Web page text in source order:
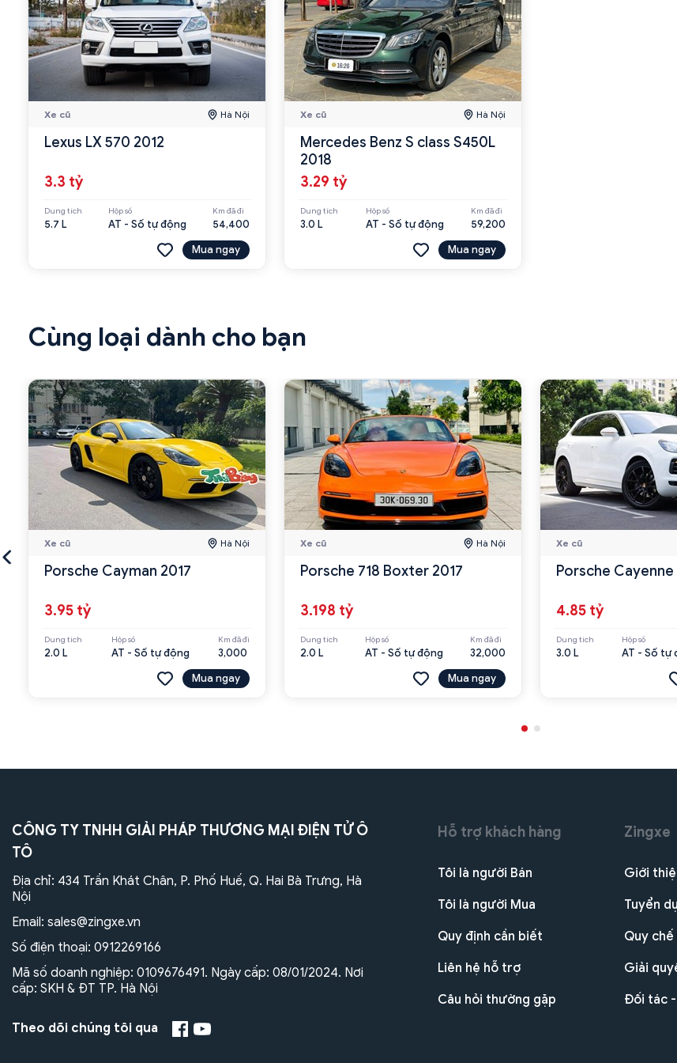
Xe cũ Hà Nội
Lexus LX 570 2012
3.3 tỷ
Dung tích
5.7 L
Hộp số
AT - Số tự động
Km đã đi
54,400
Mua ngay
Xe cũ Hà Nội
Mercedes Benz S class S450L
2018
3.29 tỷ
Dung tích
3.0 L
Hộp số
AT - Số tự động
Km đã đi
59,200
Mua ngay
Cùng loại dành cho bạn
Xe cũ Hà Nội
Porsche Cayman 2017
3.95 tỷ
Dung tích
2.0 L
Hộp số
AT - Số tự động
Km đã đi
3,000
Mua ngay
Xe cũ Hà Nội
Porsche 718 Boxter 2017
3.198 tỷ
Dung tích
2.0 L
Hộp số
AT - Số tự động
Km đã đi
32,000
Mua ngay
Xe cũ
Porsche
4.85 tỷ
Dung tích
3.0 L
Hộp số
AT - Số tự
CÔNG TY TNHH GIẢI PHÁP THƯƠNG MẠI ĐIỆN TỬ Ô
TÔ
Địa chỉ: 434 Trần Khát Chân, P. Phố Huế, Q. Hai Bà Trưng, Hà
Nội
Email: sales@zingxe.vn
Số điện thoại: 0912269166
Mã số doanh nghiệp: 0109676491. Ngày cấp: 08/01/2024. Nơi
cấp: SKH & ĐT TP. Hà Nội
Theo dõi chúng tôi qua
Hỗ trợ khách hàng
Tôi là người Bán
Tôi là người Mua
Quy định cần biết
Liên hệ hỗ trợ
Câu hỏi thường gặp
Zingxe
Giới
Tuyển
Quy
Giải
Đối tác -